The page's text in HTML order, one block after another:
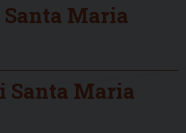
Maria
Santa Maria